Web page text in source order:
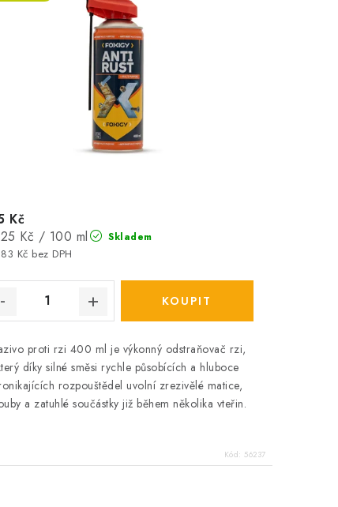
Skladem
Kč bez DPH
Kč
Kč / 100 ml
proti rzi 400 ml je výkonný odstraňovač rzi,
díky silné směsi rychle působících a hluboce
rozpouštědel uvolní zrezivělé matice,
a zatuhlé součástky již během několika vteřin.
Kód:56237